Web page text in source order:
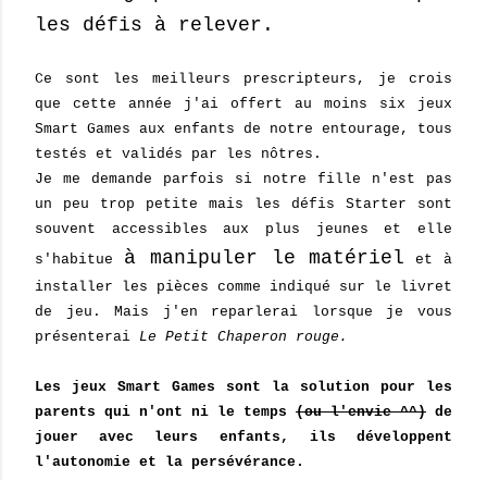
les défis à relever.
Ce sont les meilleurs prescripteurs, je crois
que cette année j'ai offert au moins six jeux
Smart Games aux enfants de notre entourage, tous
testés et validés par les nôtres.
Je me demande parfois si notre fille n'est pas
un peu trop petite mais les défis Starter sont
souvent accessibles aux plus jeunes et elle
s'habitue à manipuler le matériel et à
installer les pièces comme indiqué sur le livret
de jeu. Mais j'en reparlerai lorsque je vous
présenterai Le Petit Chaperon rouge.
Les jeux Smart Games sont la solution pour les
parents qui n'ont ni le temps (ou l'envie ^^) de
jouer avec leurs enfants, ils développent
l'autonomie et la persévérance.